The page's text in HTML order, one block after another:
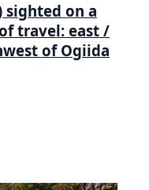
sighted on a
travel: east /
of Ogiida